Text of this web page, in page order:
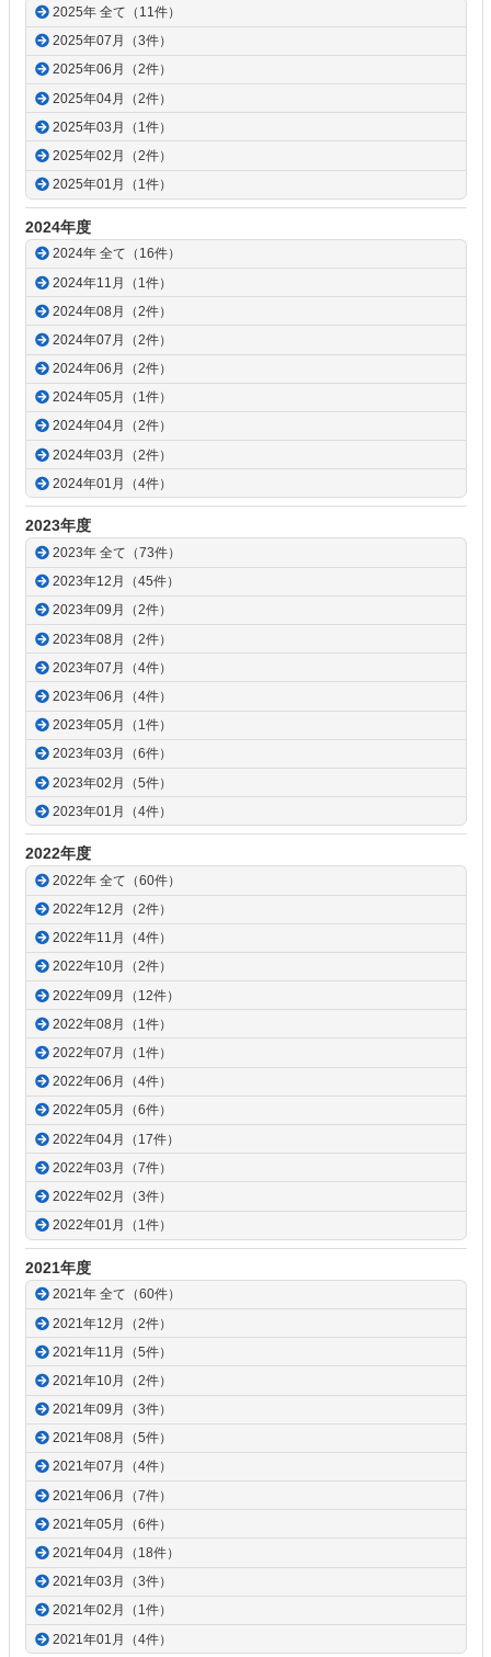
2025年 全て（11件）
2025年07月（3件）
2025年06月（2件）
2025年04月（2件）
2025年03月（1件）
2025年02月（2件）
2025年01月（1件）
2024年度
2024年 全て（16件）
2024年11月（1件）
2024年08月（2件）
2024年07月（2件）
2024年06月（2件）
2024年05月（1件）
2024年04月（2件）
2024年03月（2件）
2024年01月（4件）
2023年度
2023年 全て（73件）
2023年12月（45件）
2023年09月（2件）
2023年08月（2件）
2023年07月（4件）
2023年06月（4件）
2023年05月（1件）
2023年03月（6件）
2023年02月（5件）
2023年01月（4件）
2022年度
2022年 全て（60件）
2022年12月（2件）
2022年11月（4件）
2022年10月（2件）
2022年09月（12件）
2022年08月（1件）
2022年07月（1件）
2022年06月（4件）
2022年05月（6件）
2022年04月（17件）
2022年03月（7件）
2022年02月（3件）
2022年01月（1件）
2021年度
2021年 全て（60件）
2021年12月（2件）
2021年11月（5件）
2021年10月（2件）
2021年09月（3件）
2021年08月（5件）
2021年07月（4件）
2021年06月（7件）
2021年05月（6件）
2021年04月（18件）
2021年03月（3件）
2021年02月（1件）
2021年01月（4件）